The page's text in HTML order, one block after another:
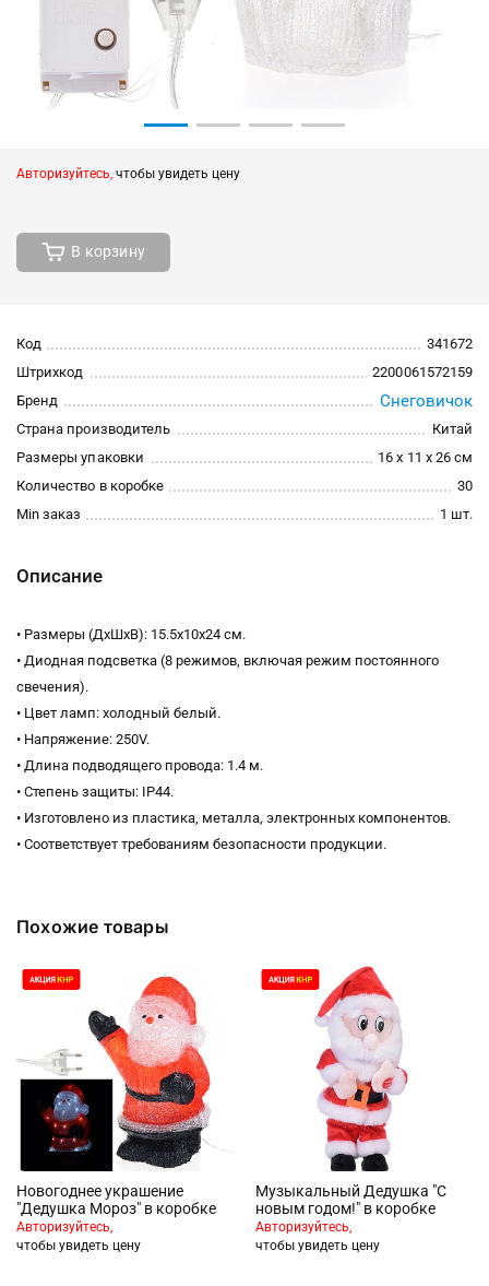
Авторизуйтесь, чтобы увидеть цену
В корзину
Код
341672
Штрихкод
2200061572159
Бренд
Снеговичок
Страна производитель
Китай
Размеры упаковки
16 x 11 x 26 см
Количество в коробке
30
Min заказ
1 шт.
Описание
• Размеры (ДхШхВ): 15.5х10х24 см.
• Диодная подсветка (8 режимов, включая режим постоянного
свечения).
• Цвет ламп: холодный белый.
• Напряжение: 250V.
• Длина подводящего провода: 1.4 м.
• Степень защиты: IP44.
• Изготовлено из пластика, металла, электронных компонентов.
• Соответствует требованиям безопасности продукции.
Похожие товары
Новогоднее украшение
"Дедушка Мороз" в коробке
Авторизуйтесь,
чтобы увидеть цену
Музыкальный Дедушка "С
новым годом!" в коробке
Авторизуйтесь,
чтобы увидеть цену